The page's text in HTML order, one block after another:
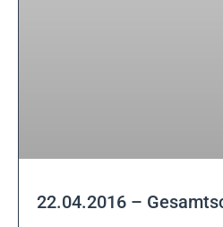
22.04.2016 –